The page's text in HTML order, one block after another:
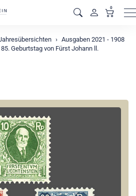
0
Ausgaben 2021 - 1908
85. Geburtstag von Fürst Johann ll.